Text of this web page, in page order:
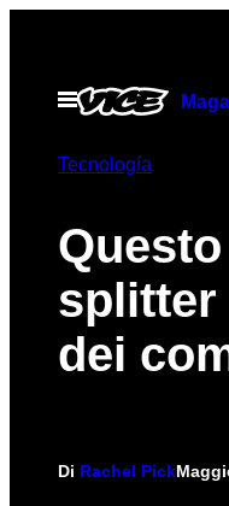
contenuto
Apri
Tecnología
splitter
dei
Di Rachel Pick